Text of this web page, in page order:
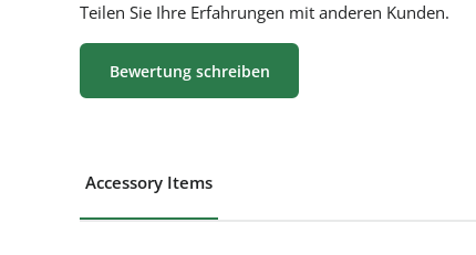
Teilen Sie Ihre Erfahrungen mit anderen Kunden.
Bewertung schreiben
Accessory Items